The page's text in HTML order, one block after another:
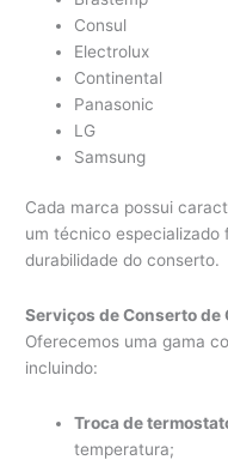
Consul
Electrolux
Continental
Panasonic
LG
Samsung
Cada marca possui
um técnico
durabilidade do conserto.
Serviços de Conserto de
Oferecemos uma gama
incluindo:
Troca de
temperatura;